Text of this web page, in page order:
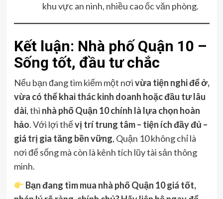
khu vực an ninh, nhiều cao ốc văn phòng.
Kết luận: Nhà phố Quận 10 –
Sống tốt, đầu tư chắc
Nếu bạn đang tìm kiếm một nơivừa tiện nghi để ở,
vừa có thể khai thác kinh doanh hoặc đầu tư lâu
dài, thì nhà phố Quận 10 chính là lựa chọn hoàn
hảo. Với lợi thếvị trí trung tâm – tiện ích đầy đủ –
giá trị gia tăng bền vững, Quận 10 không chỉ là
nơi để sống mà còn là kênh tích lũy tài sản thông
minh.
Bạn đang tìm mua nhà phố Quận 10 giá tốt,